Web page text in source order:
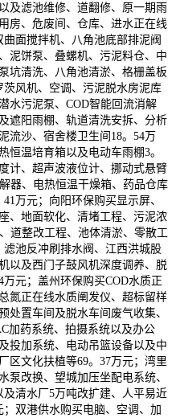
及滤池维修、道翻修、原一期雨
房、危废间、仓库、进水正在线
面搅拌机、八角池底部排泥阀
泥饼泵、叠螺机、污泥料仓、中
坑清洗、八角池清淤、格栅盖板
风机、空调、污泥脱水房泥库
水污泥泵、COD智能回流消解
遮阳雨棚、轨道清洗安拆、分析
流沙、宿舍楼卫生间18。54万
温培育箱以及电动车雨棚3。
计、超声波液位计、挪动式悬臂
器、电热恒温干燥箱、药品仓库
万元；向阳环保购买显示屏、
、地面软化、清堵工程、污泥浓
道整改工程、池体清淤、零散工
池反冲刷排水阀、江西洪城股
以及西门子鼓风机深度调养、脱
元；盖州环保购买COD水质正
氮正在线水质阐发仪、超标留样
处置车间及脱水车间废气收集、
加药系统、拍摄系统以及办公
投加系统、电动吊篮设备以及中
区文化扶植等69。37万元；湾里
泵改换、望城加压坐配电系统、
清水厂5万吨改扩建、人平易近
双港供水购买电脑、空调、加